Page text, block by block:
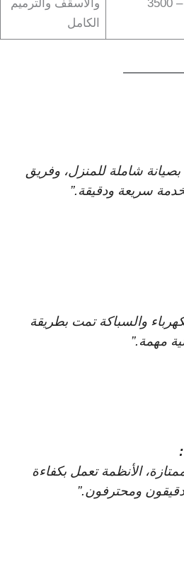
والأسقف والترميم
الكامل
شاملة للمنزل، وفريق
سريعة ودقيقة.”
والسباكة تمت بطريقة
مهمة.”
الأنظمة تعمل بكفاءة
دقيقون ومحترفون.”